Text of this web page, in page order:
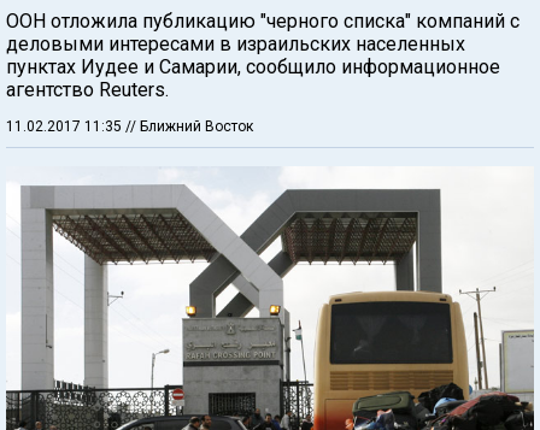
ООН отложила публикацию "черного списка" компаний с
деловыми интересами в израильских населенных
пунктах Иудее и Самарии, сообщило информационное
агентство Reuters.
11.02.2017 11:35 // Ближний Восток